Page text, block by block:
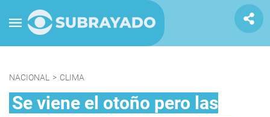
NACIONAL > CLIMA
Se viene el otoño pero las